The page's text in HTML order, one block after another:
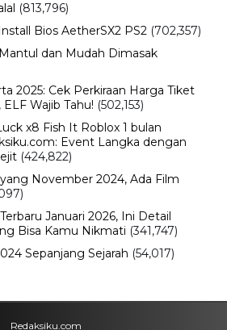
(813,796)
Bios AetherSX2 PS2 (702,357)
dan Mudah Dimasak
2025: Cek Perkiraan Harga Tiket
Wajib Tahu! (502,153)
x8 Fish It Roblox 1 bulan
Event Langka dengan
(424,822)
November 2024, Ada Film
Januari 2026, Ini Detail
Bisa Kamu Nikmati (341,747)
Sepanjang Sejarah (54,017)
Redaksiku.com